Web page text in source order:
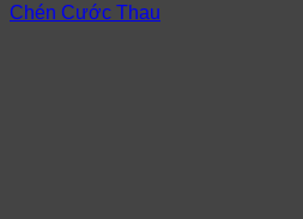
Chén Cước Thau